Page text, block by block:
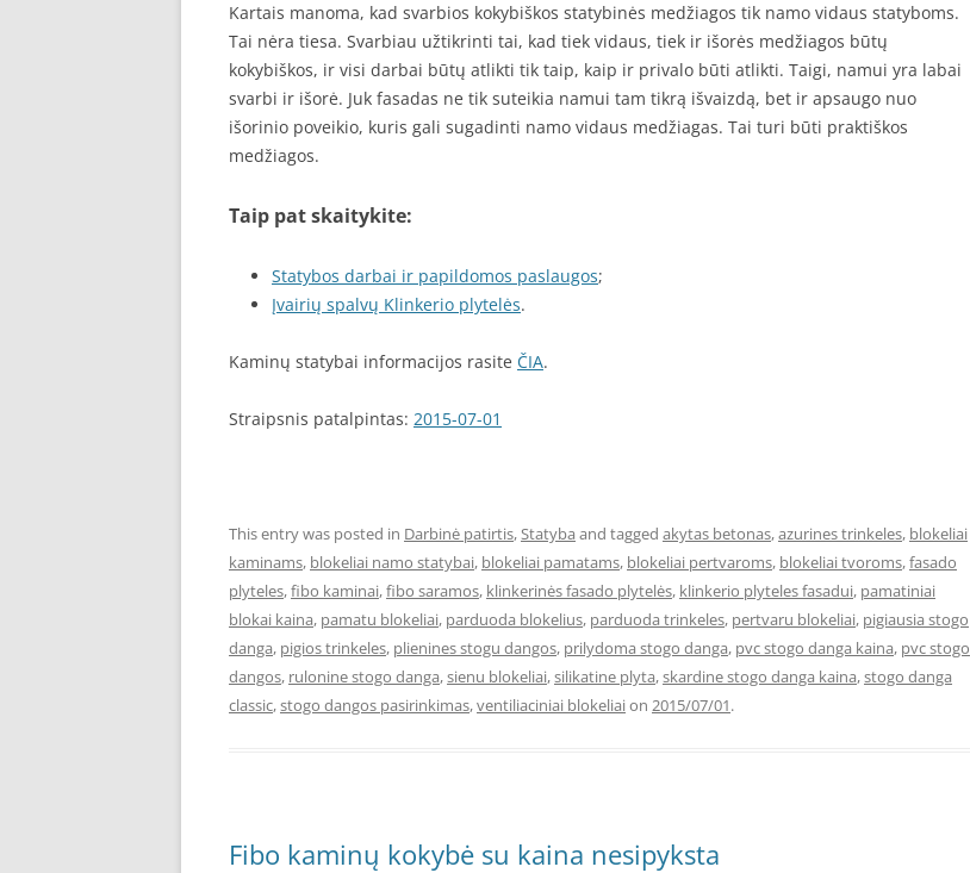
Kartais manoma, kad svarbios kokybiškos statybinės medžiagos tik namo vidaus statyboms.
Tai nėra tiesa. Svarbiau užtikrinti tai, kad tiek vidaus, tiek ir išorės medžiagos būtų
kokybiškos, ir visi darbai būtų atlikti tik taip, kaip ir privalo būti atlikti. Taigi, namui yra labai
svarbi ir išorė. Juk fasadas ne tik suteikia namui tam tikrą išvaizdą, bet ir apsaugo nuo
išorinio poveikio, kuris gali sugadinti namo vidaus medžiagas. Tai turi būti praktiškos
medžiagos.
Taip pat skaitykite:
Statybos darbai ir papildomos paslaugos;
Įvairių spalvų Klinkerio plytelės.
Kaminų statybai informacijos rasite ČIA.
Straipsnis patalpintas: 2015-07-01
This entry was posted in Darbinė patirtis,Statyba and tagged akytas betonas,azurines trinkeles, blokeliai
kaminams, blokeliai namo statybai, blokeliai pamatams, blokeliai pertvaroms, blokeliai tvoroms,fasado
plyteles,fibo kaminai,fibo saramos, klinkerinės fasado plytelės, klinkerio plyteles fasadui, pamatiniai
blokai kaina, pamatu blokeliai, parduoda blokelius, parduoda trinkeles, pertvaru blokeliai, pigiausia stogo
danga, pigios trinkeles, plienines stogu dangos, prilydoma stogo danga, pvc stogo danga kaina, pvc stogo
dangos, rulonine stogo danga,sienu blokeliai,silikatine plyta,skardine stogo danga kaina,stogo danga
classic,stogo dangos pasirinkimas,ventiliaciniai blokeliaion 2015/07/01.
Fibo kaminų kokybė su kaina nesipyksta